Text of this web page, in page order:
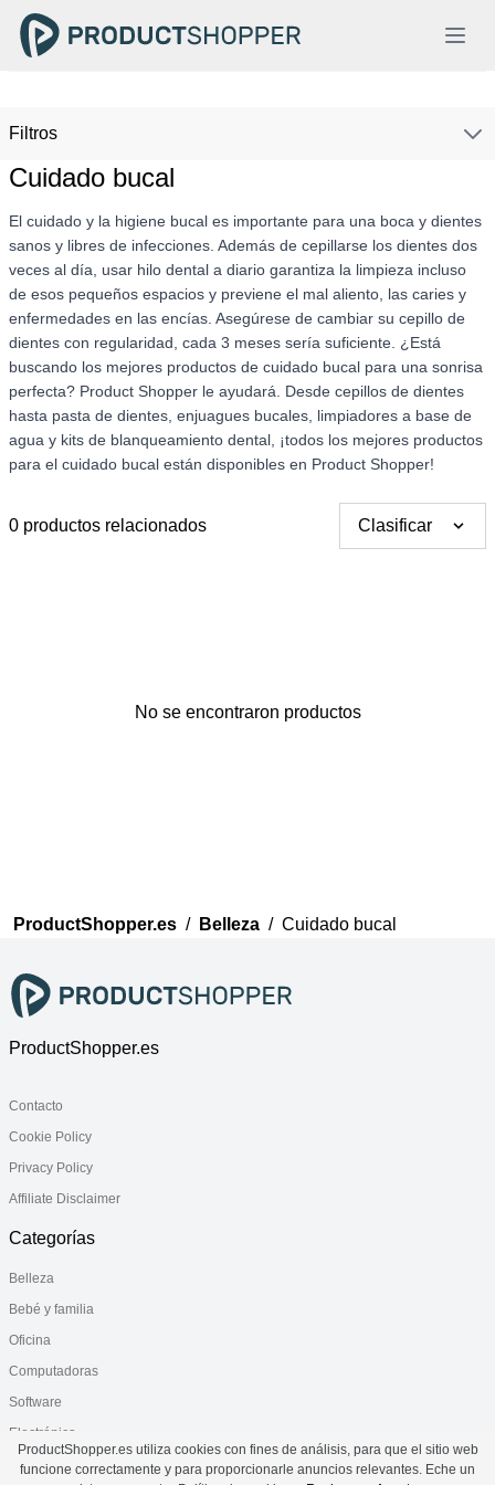
Filtros
Cuidado bucal
El cuidado y la higiene bucal es importante para una boca y dientes
sanos y libres de infecciones. Además de cepillarse los dientes dos
veces al día, usar hilo dental a diario garantiza la limpieza incluso
de esos pequeños espacios y previene el mal aliento, las caries y
enfermedades en las encías. Asegúrese de cambiar su cepillo de
dientes con regularidad, cada 3 meses sería suficiente. ¿Está
buscando los mejores productos de cuidado bucal para una sonrisa
perfecta? Product Shopper le ayudará. Desde cepillos de dientes
hasta pasta de dientes, enjuagues bucales, limpiadores a base de
agua y kits de blanqueamiento dental, ¡todos los mejores productos
para el cuidado bucal están disponibles en Product Shopper!
0 productos relacionados Clasificar
No se encontraron productos
Gracias por tus
ProductShopper.es / Belleza / Cuidado bucal
ProductShopper.es
Contacto
Cookie Policy
Privacy Policy
Affiliate Disclaimer
Categorías
Belleza
Bebé y familia
Oficina
Computadoras
Software
Electrónica
Salud
ProductShopper.es utiliza cookies con fines de análisis, para que el sitio web
funcione correctamente y para proporcionarle anuncios relevantes. Eche un